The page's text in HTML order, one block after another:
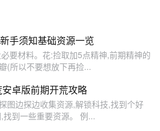
手须知基础资源一览
要材料。花:捡取加5点精神,前期精神的
(所以不要想放下再捡...
卓版前期开荒攻略
图边探边收集资源,解锁科技,找到个好
到一些重要资源。 例...